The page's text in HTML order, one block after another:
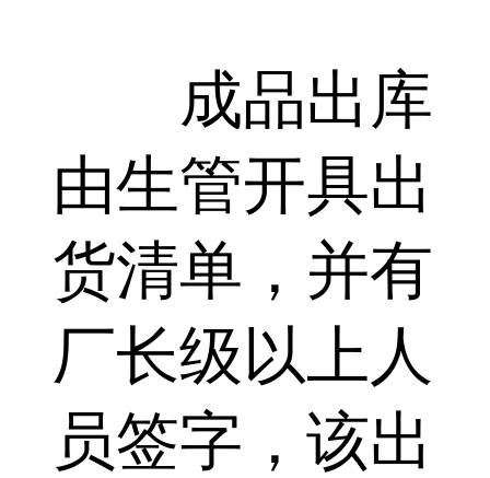
成品出库
由生管开具出
货清单，并有
厂长级以上人
员签字，该出